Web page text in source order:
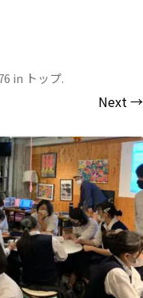
in トップ.
Next →